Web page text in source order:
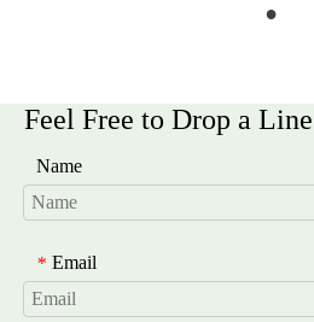
Feel Free to Drop a Line
Name
* Email